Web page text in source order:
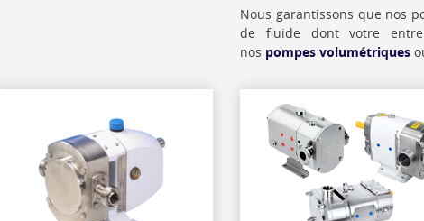
Nous garantissons que nos
de fluide dont votre
nos pompes volumétriques